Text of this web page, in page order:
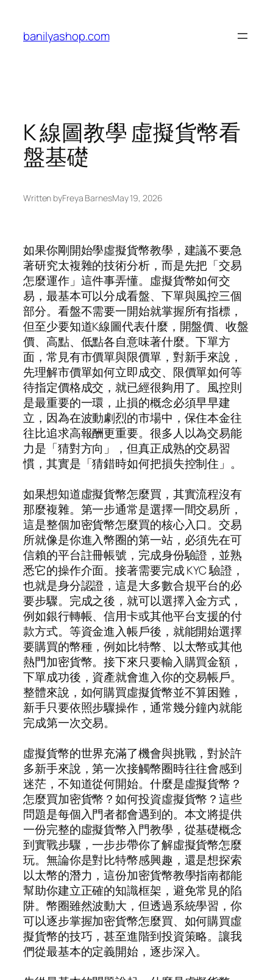
content
banilyashop.com
K 線圖教學 虛擬貨幣看
盤基礎
Written byFreya BarnesMay 19, 2026
如果你剛開始學虛擬貨幣教學，建議不要急
著研究太複雜的技術分析，而是先把「交易
怎麼運作」這件事弄懂。虛擬貨幣如何交
易，最基本可以分成看盤、下單與風控三個
部分。看盤不需要一開始就掌握所有指標，
但至少要知道K線圖代表什麼，開盤價、收盤
價、高點、低點各自意味著什麼。下單方
面，常見有市價單與限價單，對新手來說，
先理解市價單如何立即成交、限價單如何等
待指定價格成交，就已經很夠用了。風控則
是最重要的一環，止損的概念必須早早建
立，因為在波動劇烈的市場中，保住本金往
往比追求高報酬更重要。很多人以為交易能
力是「猜對方向」，但真正成熟的交易習
慣，其實是「猜錯時如何把損失控制住」。
如果想知道虛擬貨幣怎麼買，其實流程沒有
那麼複雜。第一步通常是選擇一間交易所，
這是整個加密貨幣怎麼買的核心入口。交易
所就像是你進入幣圈的第一站，必須先在可
信賴的平台註冊帳號，完成身份驗證，並熟
悉它的操作介面。接著需要完成 KYC 驗證，
也就是身分認證，這是大多數合規平台的必
要步驟。完成之後，就可以選擇入金方式，
例如銀行轉帳、信用卡或其他平台支援的付
款方式。等資金進入帳戶後，就能開始選擇
要購買的幣種，例如比特幣、以太幣或其他
熱門加密貨幣。接下來只要輸入購買金額，
下單成功後，資產就會進入你的交易帳戶。
整體來說，如何購買虛擬貨幣並不算困難，
新手只要依照步驟操作，通常幾分鐘內就能
完成第一次交易。
虛擬貨幣的世界充滿了機會與挑戰，對於許
多新手來說，第一次接觸幣圈時往往會感到
迷茫，不知道從何開始。什麼是虛擬貨幣？
怎麼買加密貨幣？如何投資虛擬貨幣？這些
問題是每個入門者都會遇到的。本文將提供
一份完整的虛擬貨幣入門教學，從基礎概念
到實戰步驟，一步步帶你了解虛擬貨幣怎麼
玩。無論你是對比特幣感興趣，還是想探索
以太幣的潛力，這份加密貨幣教學指南都能
幫助你建立正確的知識框架，避免常見的陷
阱。幣圈雖然波動大，但透過系統學習，你
可以逐步掌握加密貨幣怎麼買、如何購買虛
擬貨幣的技巧，甚至進階到投資策略。讓我
們從最基本的定義開始，逐步深入。